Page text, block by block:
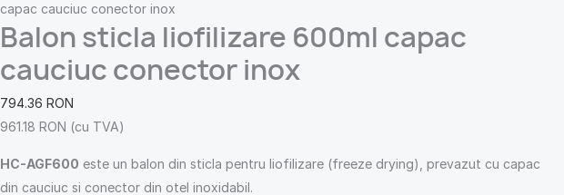
capac cauciuc conector inox
Balon sticla liofilizare 600ml capac
cauciuc conector inox
794.36 RON
961.18 RON (cu TVA)
HC-AGF600 este un balon din sticla pentru liofilizare (freeze drying), prevazut cu capac
din cauciuc si conector din otel inoxidabil.